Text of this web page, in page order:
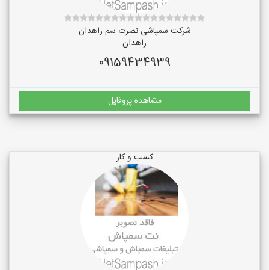
شرکت سمپاشی نصرت سم زاهدان
زاهدان
09159434939
مشاهده پروفایل
کسب و کار